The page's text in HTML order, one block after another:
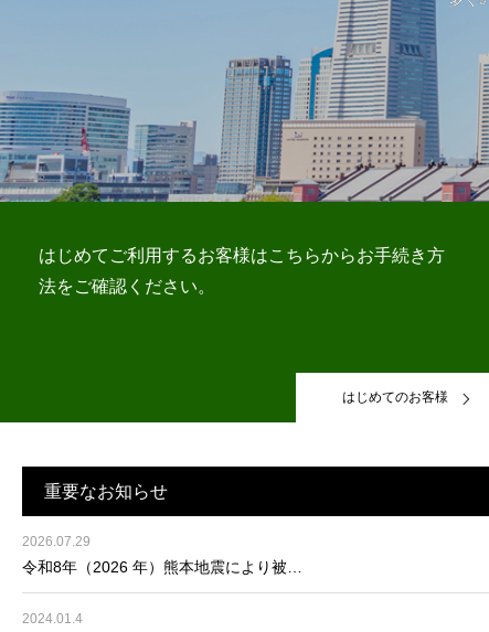
はじめてご利用するお客様はこちらからお手続き方
法をご確認ください。
はじめてのお客様
重要なお知らせ
2026.07.29
令和8年（2026 年）熊本地震により被…
2024.01.4
会社概要
お問合せ